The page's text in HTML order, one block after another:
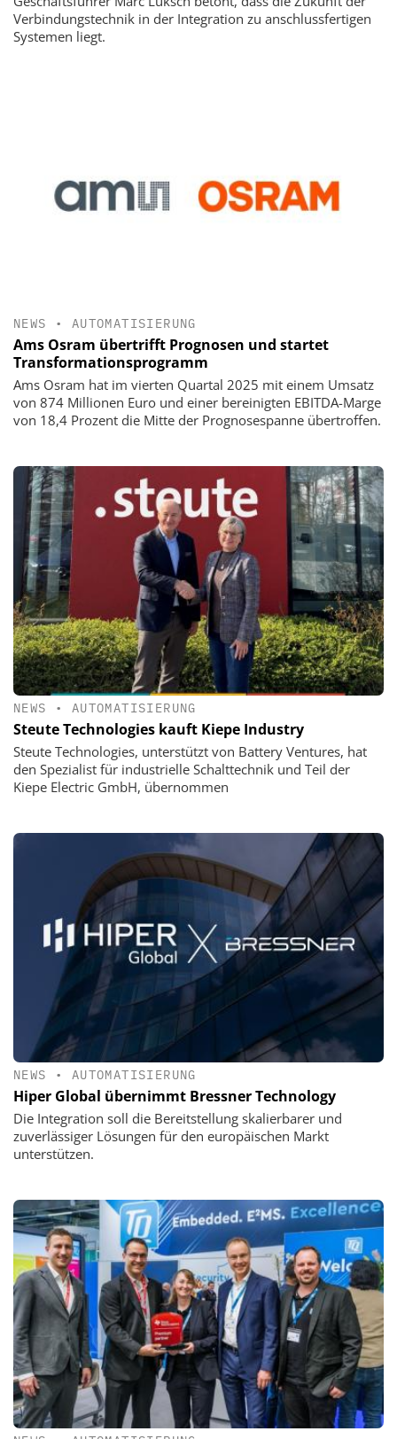
Verbindungstechnik in der Integration zu anschlussfertigen
Systemen liegt.
NEWS • AUTOMATISIERUNG
Ams Osram übertrifft Prognosen und startet
Transformationsprogramm
Ams Osram hat im vierten Quartal 2025 mit einem Umsatz
von 874 Millionen Euro und einer bereinigten EBITDA-Marge
von 18,4 Prozent die Mitte der Prognosespanne übertroffen.
NEWS • AUTOMATISIERUNG
Steute Technologies kauft Kiepe Industry
Steute Technologies, unterstützt von Battery Ventures, hat
den Spezialist für industrielle Schalttechnik und Teil der
Kiepe Electric GmbH, übernommen
NEWS • AUTOMATISIERUNG
Hiper Global übernimmt Bressner Technology
Die Integration soll die Bereitstellung skalierbarer und
zuverlässiger Lösungen für den europäischen Markt
unterstützen.